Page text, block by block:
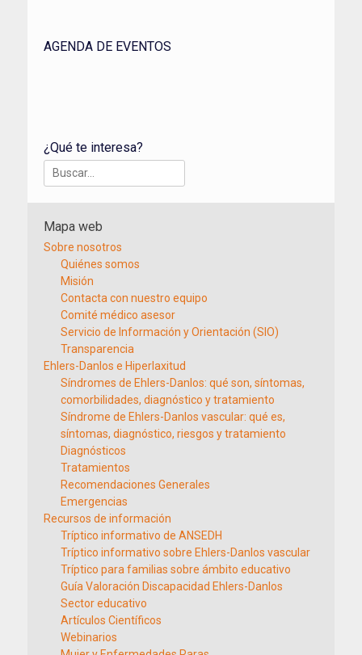
AGENDA DE EVENTOS
¿Qué te interesa?
Buscar:
Mapa web
Sobre nosotros
Quiénes somos
Misión
Contacta con nuestro equipo
Comité médico asesor
Servicio de Información y Orientación (SIO)
Transparencia
Ehlers-Danlos e Hiperlaxitud
Síndromes de Ehlers-Danlos: qué son, síntomas,
comorbilidades, diagnóstico y tratamiento
Síndrome de Ehlers-Danlos vascular: qué es,
síntomas, diagnóstico, riesgos y tratamiento
Diagnósticos
Tratamientos
Recomendaciones Generales
Emergencias
Recursos de información
Tríptico informativo de ANSEDH
Tríptico informativo sobre Ehlers-Danlos vascular
Tríptico para familias sobre ámbito educativo
Guía Valoración Discapacidad Ehlers-Danlos
Sector educativo
Artículos Científicos
Webinarios